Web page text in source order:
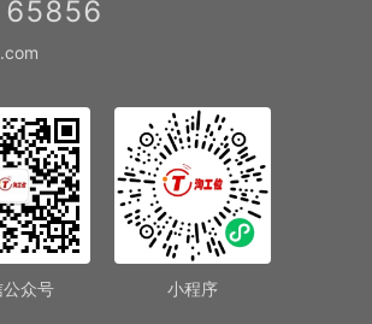
众号 小程序